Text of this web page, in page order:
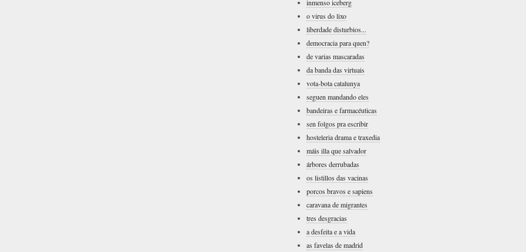
inmenso iceberg
o virus do lixo
liberdade disturbios...
democracia para quen?
de varias mascaradas
da banda das virtuais
vota-bota catalunya
seguen mandando eles
bandeiras e farmacéuticas
sen folgos pra escribir
hosteleria drama e traxedia
máis illa que salvador
árbores derrubadas
os listillos das vacinas
porcos bravos e sapiens
caravana de migrantes
tres desgracias
a desfeita e a vida
as favelas de madrid